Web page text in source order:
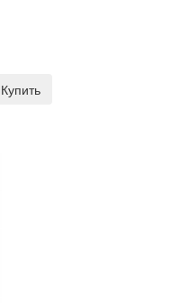
Купить